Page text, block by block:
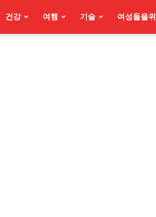
건강 여행 기술 여성들을